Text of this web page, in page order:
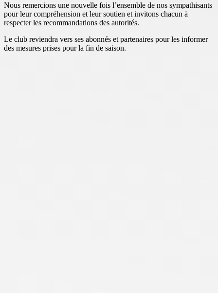
Nous remercions une nouvelle fois l’ensemble de nos sympathisants
pour leur compréhension et leur soutien et invitons chacun à
respecter les recommandations des autorités.
Le club reviendra vers ses abonnés et partenaires pour les informer
des mesures prises pour la fin de saison.